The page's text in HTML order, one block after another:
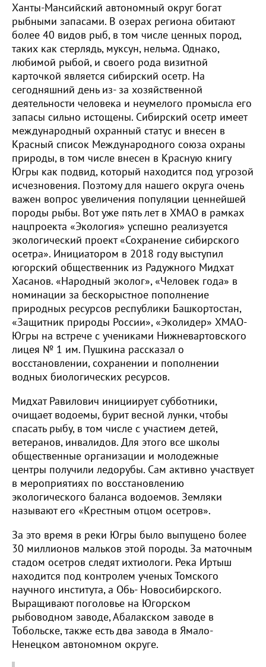
Ханты-Мансийский автономный округ богат
рыбными запасами. В озерах региона обитают
более 40 видов рыб, в том числе ценных пород,
таких как стерлядь, муксун, нельма. Однако,
любимой рыбой, и своего рода визитной
карточкой является сибирский осетр. На
сегодняшний день из- за хозяйственной
деятельности человека и неумелого промысла его
запасы сильно истощены. Сибирский осетр имеет
международный охранный статус и внесен в
Красный список Международного союза охраны
природы, в том числе внесен в Красную книгу
Югры как подвид, который находится под угрозой
исчезновения. Поэтому для нашего округа очень
важен вопрос увеличения популяции ценнейшей
породы рыбы. Вот уже пять лет в ХМАО в рамках
нацпроекта «Экология» успешно реализуется
экологический проект «Сохранение сибирского
осетра». Инициатором в 2018 году выступил
югорский общественник из Радужного Мидхат
Хасанов. «Народный эколог», «Человек года» в
номинации за бескорыстное пополнение
природных ресурсов республики Башкортостан,
«Защитник природы России», «Эколидер» ХМАО-
Югры на встрече с учениками Нижневартовского
лицея № 1 им. Пушкина рассказал о
восстановлении, сохранении и пополнении
водных биологических ресурсов.
Мидхат Равилович инициирует субботники,
очищает водоемы, бурит весной лунки, чтобы
спасать рыбу, в том числе с участием детей,
ветеранов, инвалидов. Для этого все школы
общественные организации и молодежные
центры получили ледорубы. Сам активно участвует
в мероприятиях по восстановлению
экологического баланса водоемов. Земляки
называют его «Крестным отцом осетров».
За это время в реки Югры было выпущено более
30 миллионов мальков этой породы. За маточным
стадом осетров следят ихтиологи. Река Иртыш
находится под контролем ученых Томского
научного института, а Обь- Новосибирского.
Выращивают поголовье на Югорском
рыбоводном заводе, Абалакском заводе в
Тобольске, также есть два завода в Ямало-
Ненецком автономном округе.